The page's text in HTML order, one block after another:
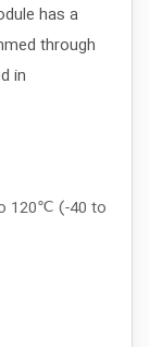
has a
through
in
120℃ (-40 to